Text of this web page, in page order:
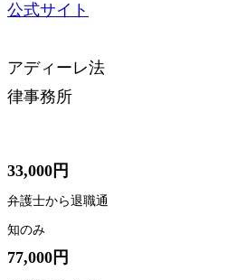
公式サイト
アディーレ法
律事務所
33,000円
弁護士から退職通
知のみ
77,000円